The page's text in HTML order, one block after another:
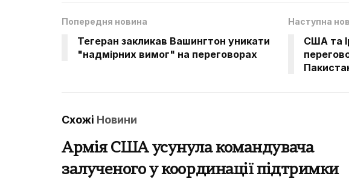
Попередня новина
Тегеран закликав Вашингтон уникати
"надмірних вимог" на переговорах
Наступна
США та
Схожі Новини
Армія США усунула командувача
залученого у координації підтримки